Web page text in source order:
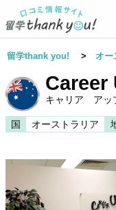
留学thank you! > オー
Career
キャリア アッ
国 オーストラリア